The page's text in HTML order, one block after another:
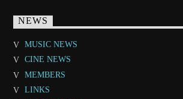
NEWS
MUSIC NEWS
CINE NEWS
MEMBERS
LINKS